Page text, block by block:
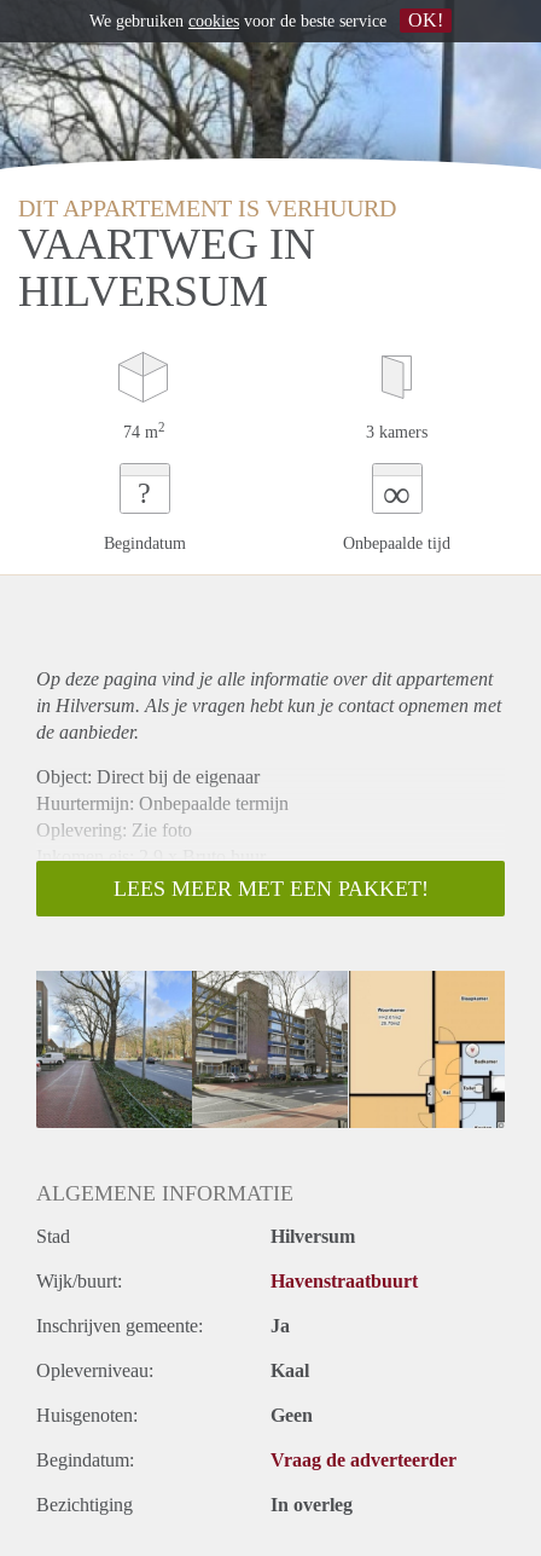
DIT APPARTEMENT IS VERHUURD
VAARTWEG IN
HILVERSUM
74 m2 3 kamers
?
Begindatum
∞
Onbepaalde tijd
Op deze pagina vind je alle informatie over ditappartement
in Hilversum. Als je vragen hebt kun je contact opnemen met
de aanbieder.
Object: Direct bij de eigenaar
Huurtermijn: Onbepaalde termijn
Oplevering: Zie foto
Inkomen eis: 2,9 x Bruto huur
Garantiestelling mogelijk: Ja
Borg: 1 Maand
Huisdieren toegestaan: Afhankelijk van de Eigenaar
Huurtoeslag grens: Nee
Geschikt voor studenten: Afhankelijk van de Eigenaar
LEES MEER MET EEN PAKKET!
ALGEMENE INFORMATIE
Stad Hilversum
Wijk/buurt: Havenstraatbuurt
Inschrijven gemeente: Ja
Opleverniveau: Kaal
Huisgenoten: Geen
Begindatum: Vraag de adverteerder
Bezichtiging In overleg
We gebruiken cookies voor de beste service OK!